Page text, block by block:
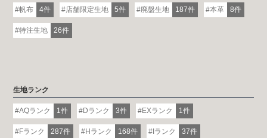
帆布 4件 店舗限定生地 5件 廃盤生地 187件 本革 8件
特注生地 26件
生地ランク
AQランク 1件 Dランク 3件 EXランク 1件
Fランク 287件 Hランク 168件 Iランク 37件